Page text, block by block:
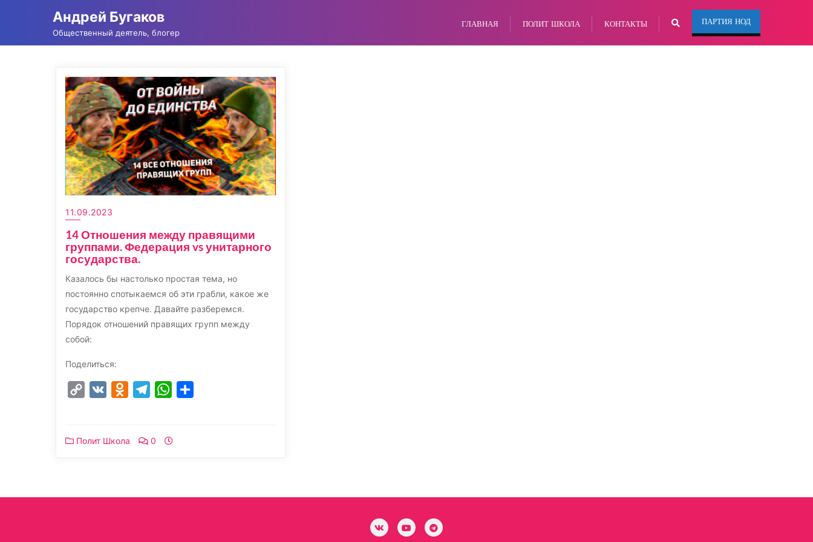
содержимому
Андрей Бугаков
Общественный деятель, блогер
ГЛАВНАЯ ПОЛИТ ШКОЛА КОНТАКТЫ ПАРТИЯ НОД
11.09.2023
14 Отношения между правящими
группами. Федерация vs унитарного
государства.
Казалось бы настолько простая тема, но
постоянно спотыкаемся об эти грабли, какое же
государство крепче. Давайте разберемся.
Порядок отношений правящих групп между
собой:
Поделиться:
Copy
VK Odnoklassniki
TelegramWhatsApp
Полит Школа 0